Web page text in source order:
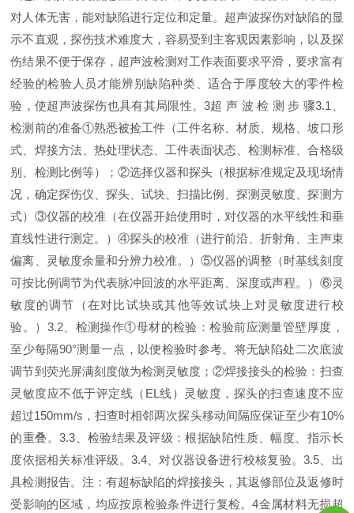
对人体无害，能对缺陷进行定位和定量。超声波探伤对缺陷的显
示不直观，探伤技术难度大，容易受到主客观因素影响，以及探
伤结果不便于保存，超声波检测对工作表面要求平滑，要求富有
经验的检验人员才能辨别缺陷种类、适合于厚度较大的零件检
验，使超声波探伤也具有其局限性。3超 声 波 检 测 步 骤3.1
检测前的准备①熟悉被捡工件（工件名称、材质、规格、坡口形
式、焊接方法、热处理状态、工件表面状态、检测标准、合格级
别、检测比例等）；②选择仪器和探头（根据标准规定及现场情
况，确定探伤仪、探头、试块、扫描比例、探测灵敏度、探测方
式）③仪器的校准（在仪器开始使用时，对仪器的水平线性和垂
直线性进行测定。）④探头的校准（进行前沿、折射角、主声束
偏离、灵敏度余量和分辨力校准。）⑤仪器的调整（时基线刻度
可按比例调节为代表脉冲回波的水平距离、深度或声程。）⑥灵
敏度的调节（在对比试块或其他等效试块上对灵敏度进行校
验。） 3.2、检测操作①母材的检验：检验前应测量管壁厚度，
至少每隔90°测量一点，以便检验时参考。将无缺陷处二次底波
调节到荧光屏满刻度做为检测灵敏度；②焊接接头的检验：扫查
灵敏度应不低于评定线（ EL线）灵敏度，探头的扫查速度不应
超过150mm/s ，扫查时相邻两次探头移动间隔应保证至少有10%
的重叠。3.3 、检验结果及评级：根据缺陷性质、幅度、指示长
度依据相关标准评级。 3.4、对仪器设备进行校核复验。3.5 、出
具检测报告。注：有超标缺陷的焊接接头，其返修部位及返修时
受影响的区域，均应按原检验条件进行复检。4金属材料无损超